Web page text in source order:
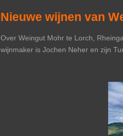
Nieuwe wijnen van
Over Weingut Mohr te Lorch,
wijnmaker is Jochen Neher en zijn